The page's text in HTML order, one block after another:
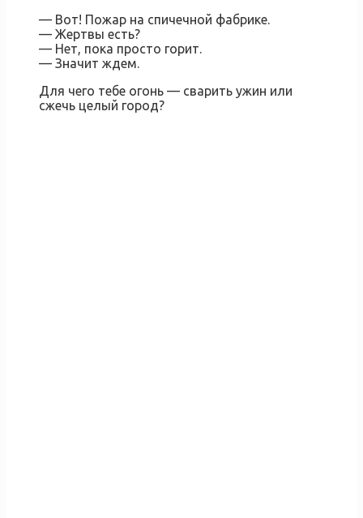
— Вот! Пожар на спичечной фабрике.
— Жертвы есть?
— Нет, пока просто горит.
— Значит ждем.
Для чего тебе огонь — сварить ужин или
сжечь целый город?